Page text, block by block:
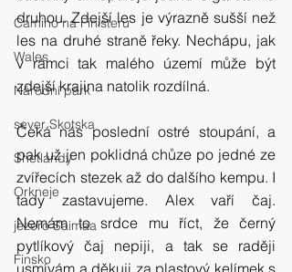
Camino na Finisteru
Wales
Národní park
sever Skotska
Shetlandy
Orkneje
jezero Saimaa
Finsko
druhou. Zdejší les je výrazně sušší než
les na druhé straně řeky. Nechápu, jak
v rámci tak malého území může být
zdejší krajina natolik rozdílná.
Čeká nás poslední ostré stoupání, a
pak už jen poklidná chůze po jedné ze
zvířecích stezek až do dalšího kempu. I
tady zastavujeme. Alex vaří čaj.
Nemám to srdce mu říct, že černý
pytlíkový čaj nepiji, a tak se raději